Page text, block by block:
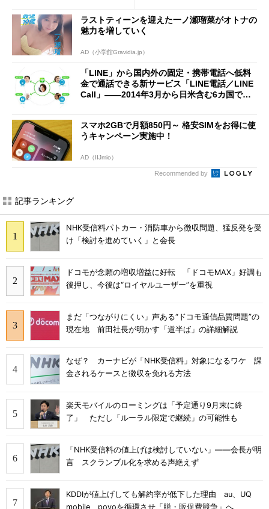
ラストティーンを迎えた一ノ瀬瑠菜がオトナの
魅力を増していく
AD（小学館Gravidia.jp）
「LINE」から国内外の固定・携帯電話へ低料
金で通話できる新サービス「LINE電話／LINE
Call」――2014年3月から日米含む6カ国で提
スマホ2GBで月額850円～ 格安SIMをお得に使
うキャンペーン実施中！
AD（IIJmio）
Recommended by
記事ランキング
NHK受信料パトカー・消防車から徴収問題、猛反発を受
け「検討を進めていく」と会長
ドコモが念願の増収増益に好転 「ドコモMAX」好調も
後押し、今後は“ロイヤルユーザー”を重視
まだ「つながりにくい」声ある“ドコモ通信品質問題”の
現在地 前田社長が明かす「道半ば」の詳細解説
なぜ？ カーナビが「NHK受信料」対象になるワケ 課
金されるケースと徴収を免れる方法
楽天モバイルのローミングは「予定通り9月末に終
了」 ただし「ルーラル限定で継続」の可能性も
「NHK受信料の値上げは検討していない」――会長が明
言 スクランブル化を求める声絶えず
KDDIが値上げしても解約率が低下した理由 au、UQ
mobile、povoを循環させ「脱・販促費競争」へ